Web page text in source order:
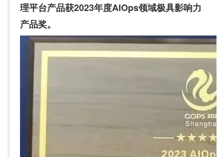
理平台产品获2023年度AIOps领域极具影响力
产品奖。